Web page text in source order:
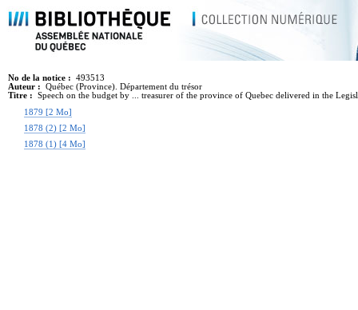
No de la notice :
493513
Auteur :
Québec (Province). Département du trésor
Titre :
Speech on the budget by ... treasurer of the province of Quebec delivered in the
1879 [2 Mo]
1878 (2) [2 Mo]
1878 (1) [4 Mo]